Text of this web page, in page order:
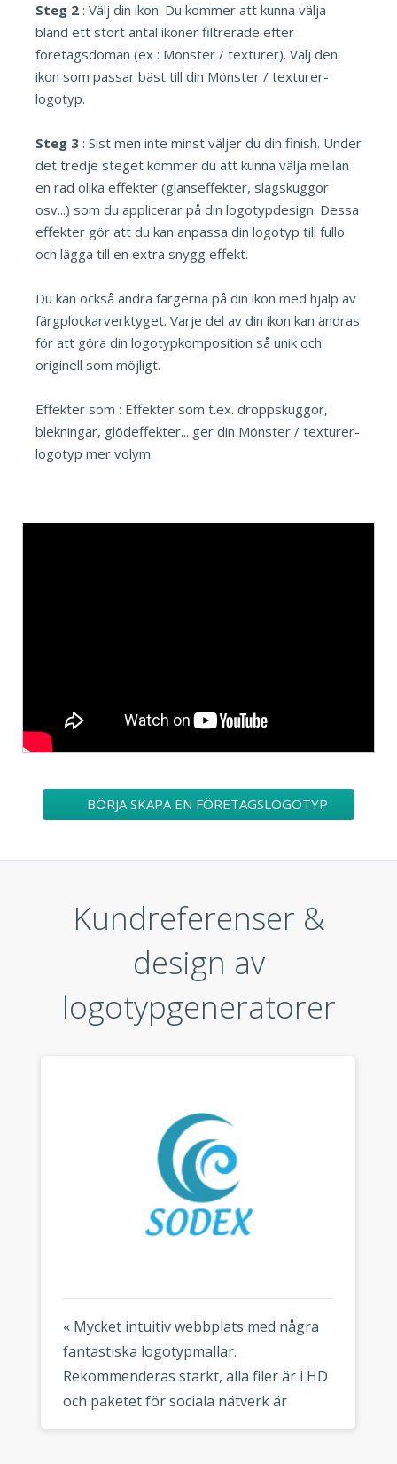
Steg 2 : Välj din ikon. Du kommer att kunna välja
bland ett stort antal ikoner filtrerade efter
företagsdomän (ex : Mönster / texturer). Välj den
ikon som passar bäst till din Mönster / texturer-
logotyp.
Steg 3 : Sist men inte minst väljer du din finish. Under
det tredje steget kommer du att kunna välja mellan
en rad olika effekter (glanseffekter, slagskuggor
osv...) som du applicerar på din logotypdesign. Dessa
effekter gör att du kan anpassa din logotyp till fullo
och lägga till en extra snygg effekt.
Du kan också ändra färgerna på din ikon med hjälp av
färgplockarverktyget. Varje del av din ikon kan ändras
för att göra din logotypkomposition så unik och
originell som möjligt.
Effekter som : Effekter som t.ex. droppskuggor,
blekningar, glödeffekter... ger din Mönster / texturer-
logotyp mer volym.
BÖRJA SKAPA EN FÖRETAGSLOGOTYP
Kundreferenser &
design av
logotypgeneratorer
« Mycket intuitiv webbplats med några
fantastiska logotypmallar.
Rekommenderas starkt, alla filer är i HD
och paketet för sociala nätverk är
mycket användbart. »